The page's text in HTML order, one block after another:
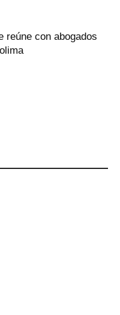
reúne con abogados